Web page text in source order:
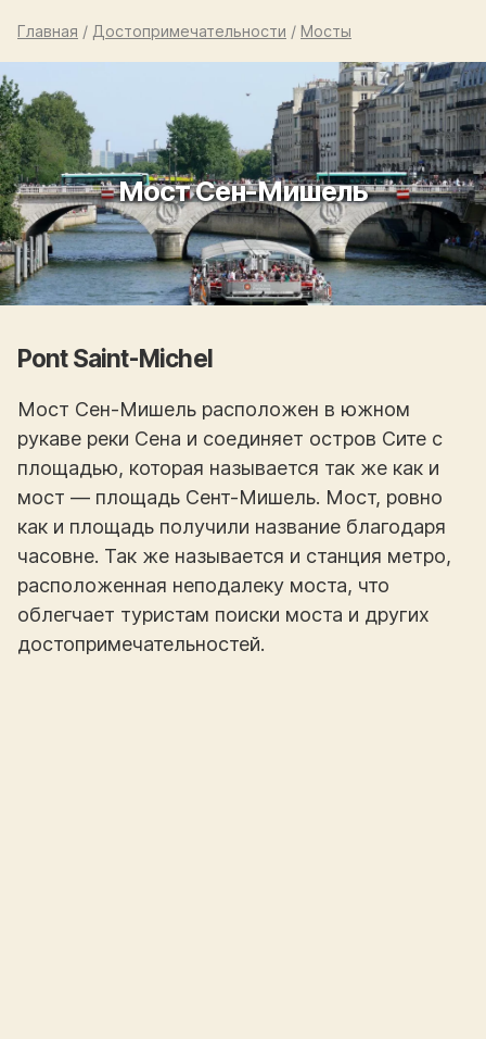
Главная / Достопримечательности / Мосты
Мост Сен-Мишель
Pont Saint-Michel
Мост Сен-Мишель расположен в южном
рукаве реки Сена и соединяет остров Сите с
площадью, которая называется так же как и
мост — площадь Сент-Мишель. Мост, ровно
как и площадь получили название благодаря
часовне. Так же называется и станция метро,
расположенная неподалеку моста, что
облегчает туристам поиски моста и других
достопримечательностей.